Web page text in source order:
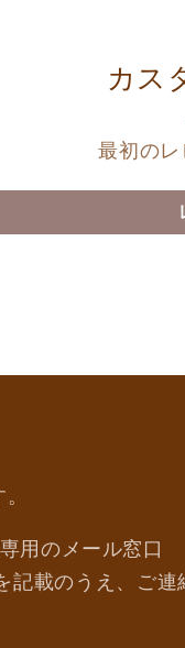
カス
最初のレ
用のメール窓口
記載のうえ、ご連